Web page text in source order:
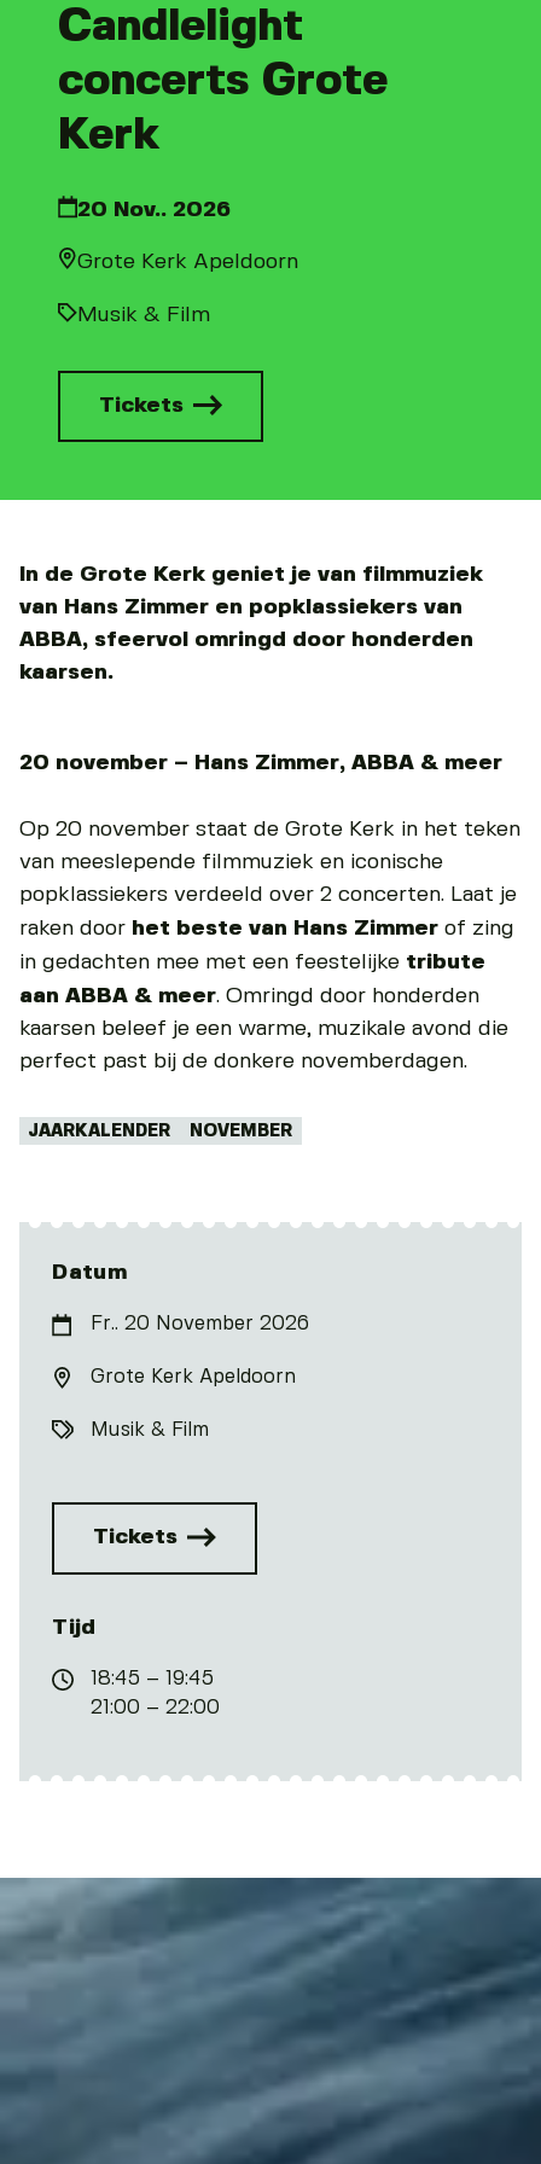
Candlelight
concerts Grote
Kerk
20 Nov.. 2026
Grote Kerk Apeldoorn
Musik & Film
Tickets
In de Grote Kerk geniet je van filmmuziek
van Hans Zimmer en popklassiekers van
ABBA, sfeervol omringd door honderden
kaarsen.
20 november – Hans Zimmer, ABBA & meer
Op 20 november staat de Grote Kerk in het teken
van meeslepende filmmuziek en iconische
popklassiekers verdeeld over 2 concerten. Laat je
raken door het beste van Hans Zimmer of zing
in gedachten mee met een feestelijke tribute
aan ABBA & meer. Omringd door honderden
kaarsen beleef je een warme, muzikale avond die
perfect past bij de donkere novemberdagen.
Tags:
JAARKALENDER NOVEMBER
Datum
Fr.. 20 November 2026
Grote Kerk Apeldoorn
Musik & Film
Tickets
Tijd
18:45 – 19:45
21:00 – 22:00